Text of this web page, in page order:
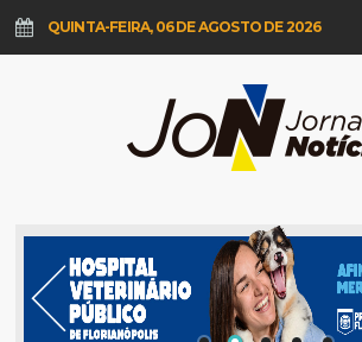
QUINTA-FEIRA, 06 DE AGOSTO DE 2026